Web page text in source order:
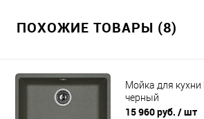
ПОХОЖИЕ ТОВАРЫ (8)
Мойка для кухни
черный
15 960 руб. / шт